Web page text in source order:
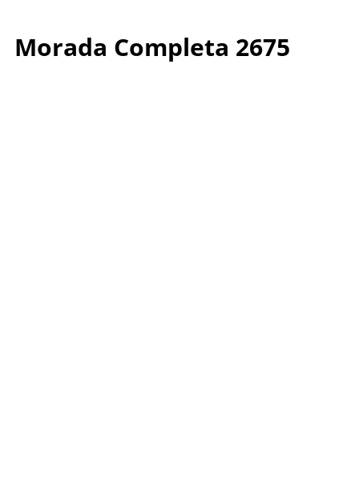
Morada Completa 2675